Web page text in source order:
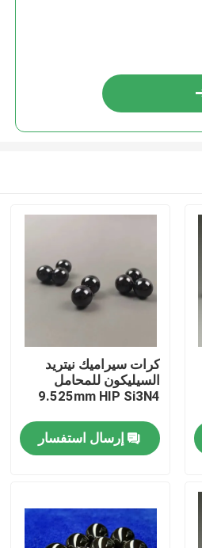
كرات سيراميك نيتريد
السيليكون للمحامل
9.525mm HIP Si3N4
إرسال استفسار